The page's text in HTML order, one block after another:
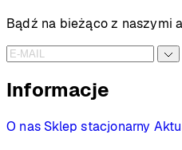
Bądź na bieżąco z naszymi
Informacje
O nas Sklep stacjonarny